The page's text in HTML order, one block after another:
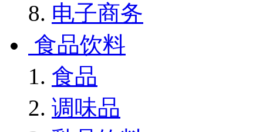
电子商务
食品饮料
食品
调味品